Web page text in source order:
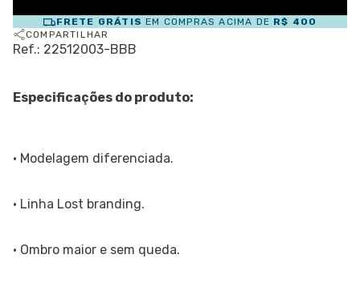
FRETE GRÁTIS EM COMPRAS ACIMA DE R$ 400
COMPARTILHAR
Ref.: 22512003-BBB
Especificações do produto:
· Modelagem diferenciada.
· Linha Lost branding.
· Ombro maior e sem queda.